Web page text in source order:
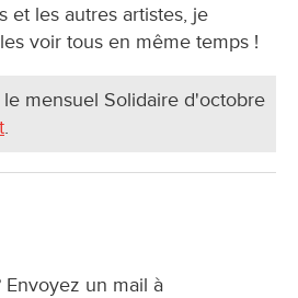
et les autres artistes, je
voir tous en même temps !
mensuel Solidaire d'octobre
.
Envoyez un mail à